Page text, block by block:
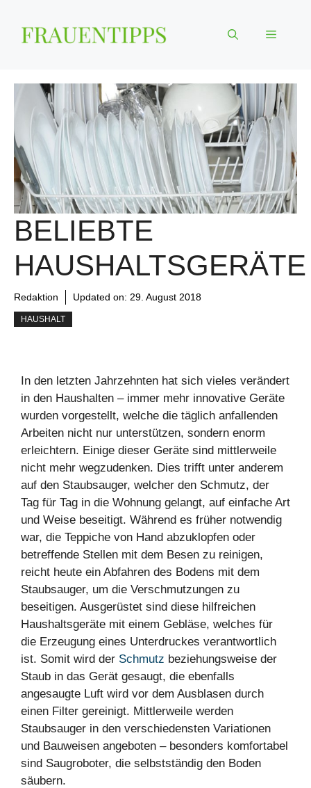
Inhalt
springen
Menü
BELIEBTE
HAUSHALTSGERÄTE
Redaktion Updated on: 29. August 2018
HAUSHALT
In den letzten Jahrzehnten hat sich vieles verändert
in den Haushalten – immer mehr innovative Geräte
wurden vorgestellt, welche die täglich anfallenden
Arbeiten nicht nur unterstützen, sondern enorm
erleichtern. Einige dieser Geräte sind mittlerweile
nicht mehr wegzudenken. Dies trifft unter anderem
auf den Staubsauger, welcher den Schmutz, der
Tag für Tag in die Wohnung gelangt, auf einfache Art
und Weise beseitigt. Während es früher notwendig
war, die Teppiche von Hand abzuklopfen oder
betreffende Stellen mit dem Besen zu reinigen,
reicht heute ein Abfahren des Bodens mit dem
Staubsauger, um die Verschmutzungen zu
beseitigen. Ausgerüstet sind diese hilfreichen
Haushaltsgeräte mit einem Gebläse, welches für
die Erzeugung eines Unterdruckes verantwortlich
ist. Somit wird der Schmutz beziehungsweise der
Staub in das Gerät gesaugt, die ebenfalls
angesaugte Luft wird vor dem Ausblasen durch
einen Filter gereinigt. Mittlerweile werden
Staubsauger in den verschiedensten Variationen
und Bauweisen angeboten – besonders komfortabel
sind Saugroboter, die selbstständig den Boden
säubern.